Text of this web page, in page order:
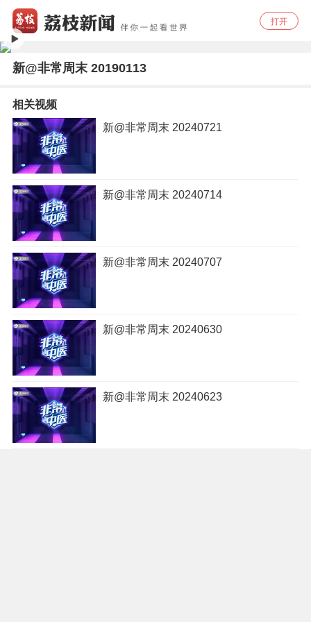
打开
新@非常周末 20190113
相关视频
新@非常周末 20240721
新@非常周末 20240714
新@非常周末 20240707
新@非常周末 20240630
新@非常周末 20240623